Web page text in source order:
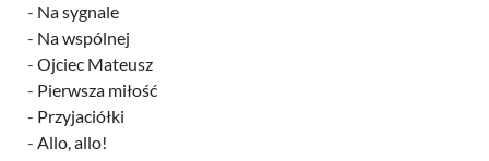
- Na sygnale
- Na wspólnej
- Ojciec Mateusz
- Pierwsza miłość
- Przyjaciółki
- Allo, allo!